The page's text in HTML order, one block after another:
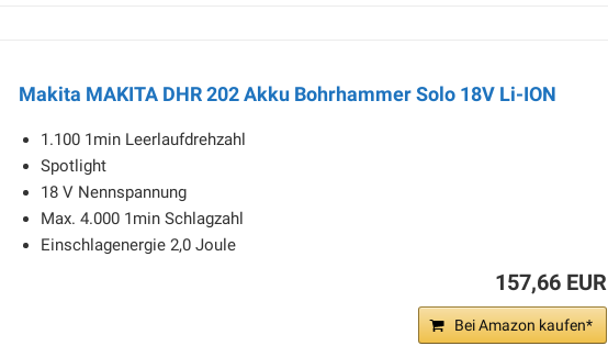
Makita MAKITA DHR 202 Akku Bohrhammer Solo 18V Li-ION
1.100 1min Leerlaufdrehzahl
Spotlight
18 V Nennspannung
Max. 4.000 1min Schlagzahl
Einschlagenergie 2,0 Joule
157,66 EUR
Bei Amazon kaufen*